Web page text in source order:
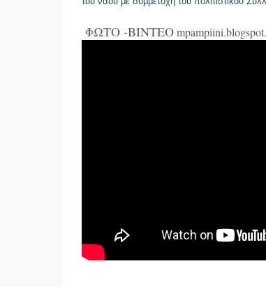
ΦΩΤΟ -ΒΙΝΤΕΟ